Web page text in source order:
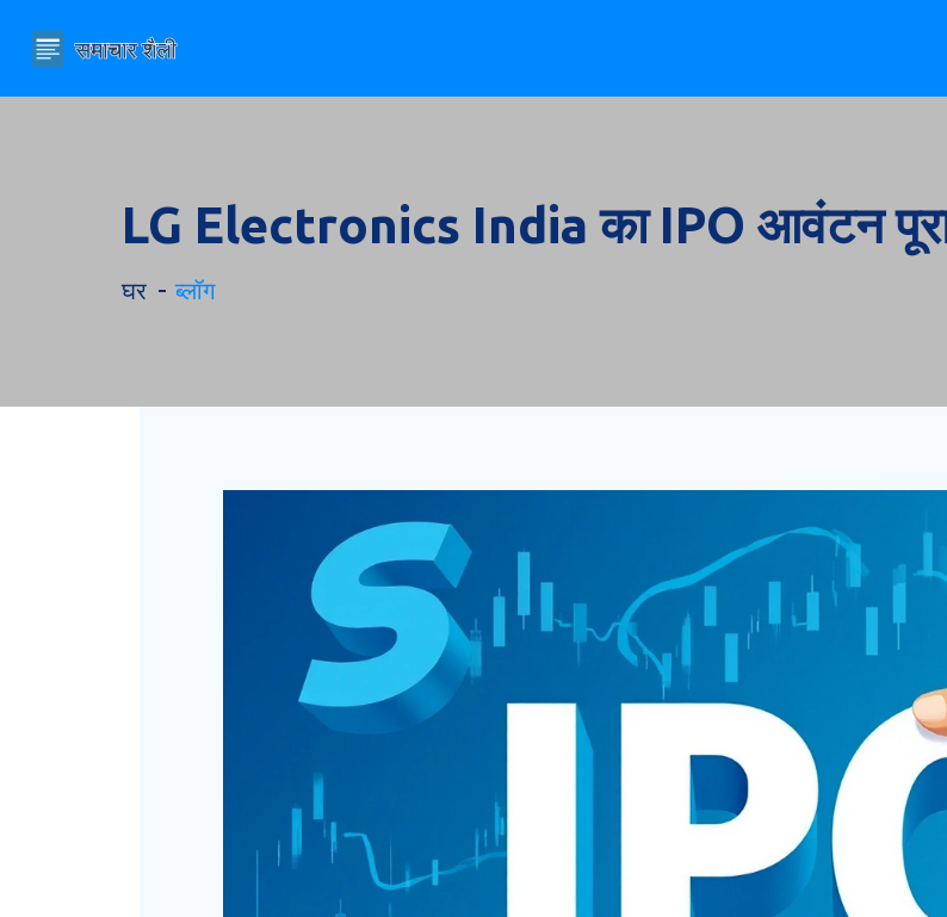
LG Electronics India का IPO आवंटन
घर ब्लॉग